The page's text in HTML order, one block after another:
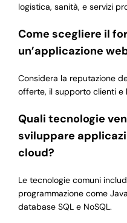
logistica, sanità, e servizi
Come scegliere il
un’applicazione
Considera la reputazione
offerte, il supporto clienti e
Quali tecnologie
sviluppare
cloud?
Le tecnologie comuni
programmazione come
database SQL e NoSQL.